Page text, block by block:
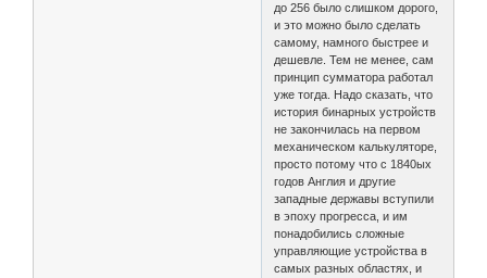
до 256 было слишком дорого,
и это можно было сделать
самому, намного быстрее и
дешевле. Тем не менее, сам
принцип сумматора работал
уже тогда. Надо сказать, что
история бинарных устройств
не закончилась на первом
механическом калькуляторе,
просто потому что с 1840ых
годов Англия и другие
западные державы вступили
в эпоху прогресса, и им
понадобились сложные
управляющие устройства в
самых разных областях, и